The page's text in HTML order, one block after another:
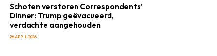
Schoten verstoren Correspondents’
Dinner: Trump geëvacueerd,
verdachte aangehouden
26 APRIL 2026